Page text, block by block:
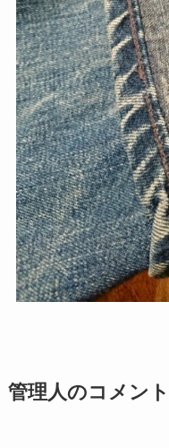
管理人のコメント